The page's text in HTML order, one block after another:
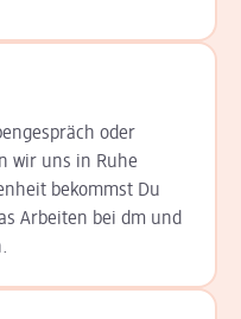
oder
wir uns in Ruhe
bekommst Du
Arbeiten bei dm und